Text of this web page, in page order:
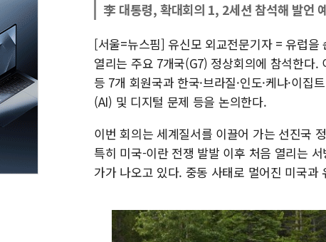
李 대통령, 확대회의 1, 2세션 참석해 발언
[서울=뉴스핌] 유신모 외교전문기자 = 유럽
열리는 주요 7개국(G7) 정상회의에 참석한다.
등 7개 회원국과 한국·브라질·인도·케냐·이
(AI) 및 디지털 문제 등을 논의한다.
이번 회의는 세계질서를 이끌어 가는 선진국
특히 미국-이란 전쟁 발발 이후 처음 열리는
가가 나오고 있다. 중동 사태로 멀어진 미국